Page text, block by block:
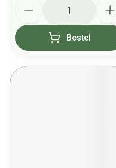
Bestel